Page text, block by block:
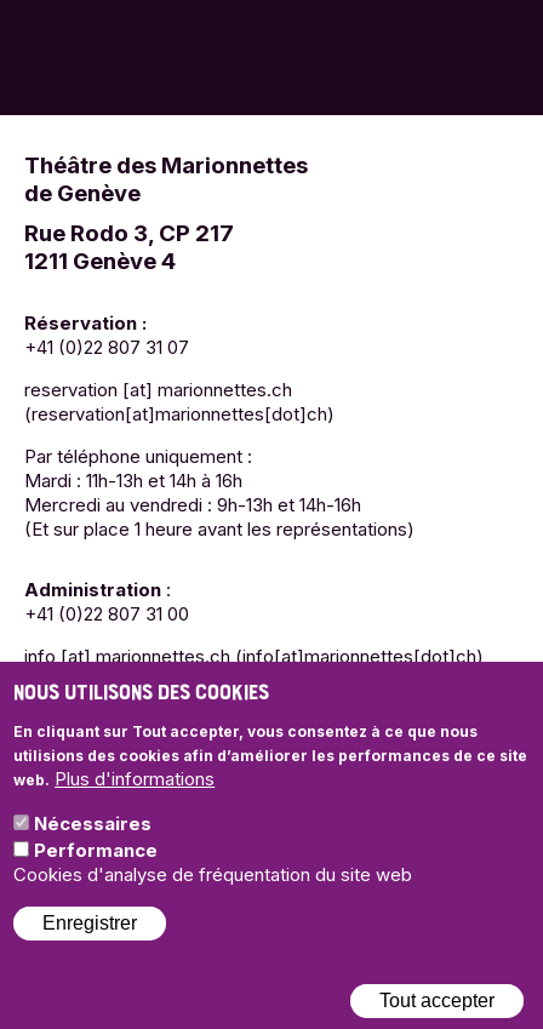
Théâtre des Marionnettes
de Genève
Rue Rodo 3, CP 217
1211 Genève 4
Réservation :
+41 (0)22 807 31 07
reservation [at] marionnettes.ch
(reservation[at]marionnettes[dot]ch)
Par téléphone uniquement :
Mardi : 11h-13h et 14h à 16h
Mercredi au vendredi : 9h-13h et 14h-16h
(Et sur place 1 heure avant les représentations)
Administration :
+41 (0)22 807 31 00
info [at] marionnettes.ch (info[at]marionnettes[dot]ch)
Mardi : 11h-13h et 14h à 16h
Mercredi au vendredi : 9h-13h et 14h-16h
© Théâtre des Marionnettes de Genève
Politique de confidentialité
Illustrations et graphisme de saison:
NOUS UTILISONS DES COOKIES
En cliquant sur Tout accepter, vous consentez à ce que nous
utilisions des cookies afin d’améliorer les performances de ce site
web. Plus d'informations
Nécessaires
Performance
Cookies d'analyse de fréquentation du site web
Enregistrer
Tout accepter